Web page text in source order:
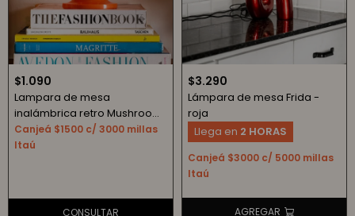
$1.090
Lampara de mesa
inalámbrica retro Mushroom
- naranja
Canjeá $1500 c/ 3000 millas
Itaú
$3.290
Lámpara de mesa Frida -
roja
Canjeá $3000 c/ 5000 millas
Itaú
Llega en 2 HORAS